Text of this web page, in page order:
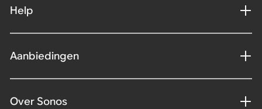
Help
Aanbiedingen
Over Sonos